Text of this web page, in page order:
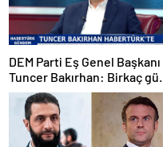
DEM Parti Eş Genel Başkanı
Tuncer Bakırhan: Birkaç gün
içerisinde kongre kararları
açıklanacak